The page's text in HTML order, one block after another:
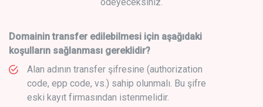
Domainin transfer edilebilmesi için aşağıdaki
koşulların sağlanması gereklidir?
Alan adının transfer şifresine (authorization
code, epp code, vs.) sahip olunmalı. Bu şifre
eski kayıt firmasından istenmelidir.